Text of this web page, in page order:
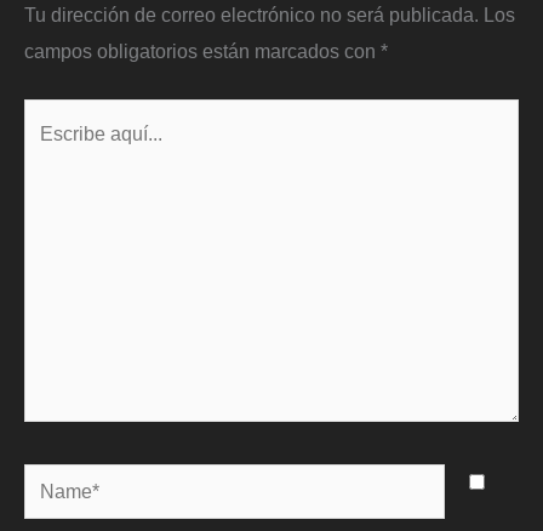
Tu dirección de correo electrónico no será publicada. Los
campos obligatorios están marcados con *
Name*